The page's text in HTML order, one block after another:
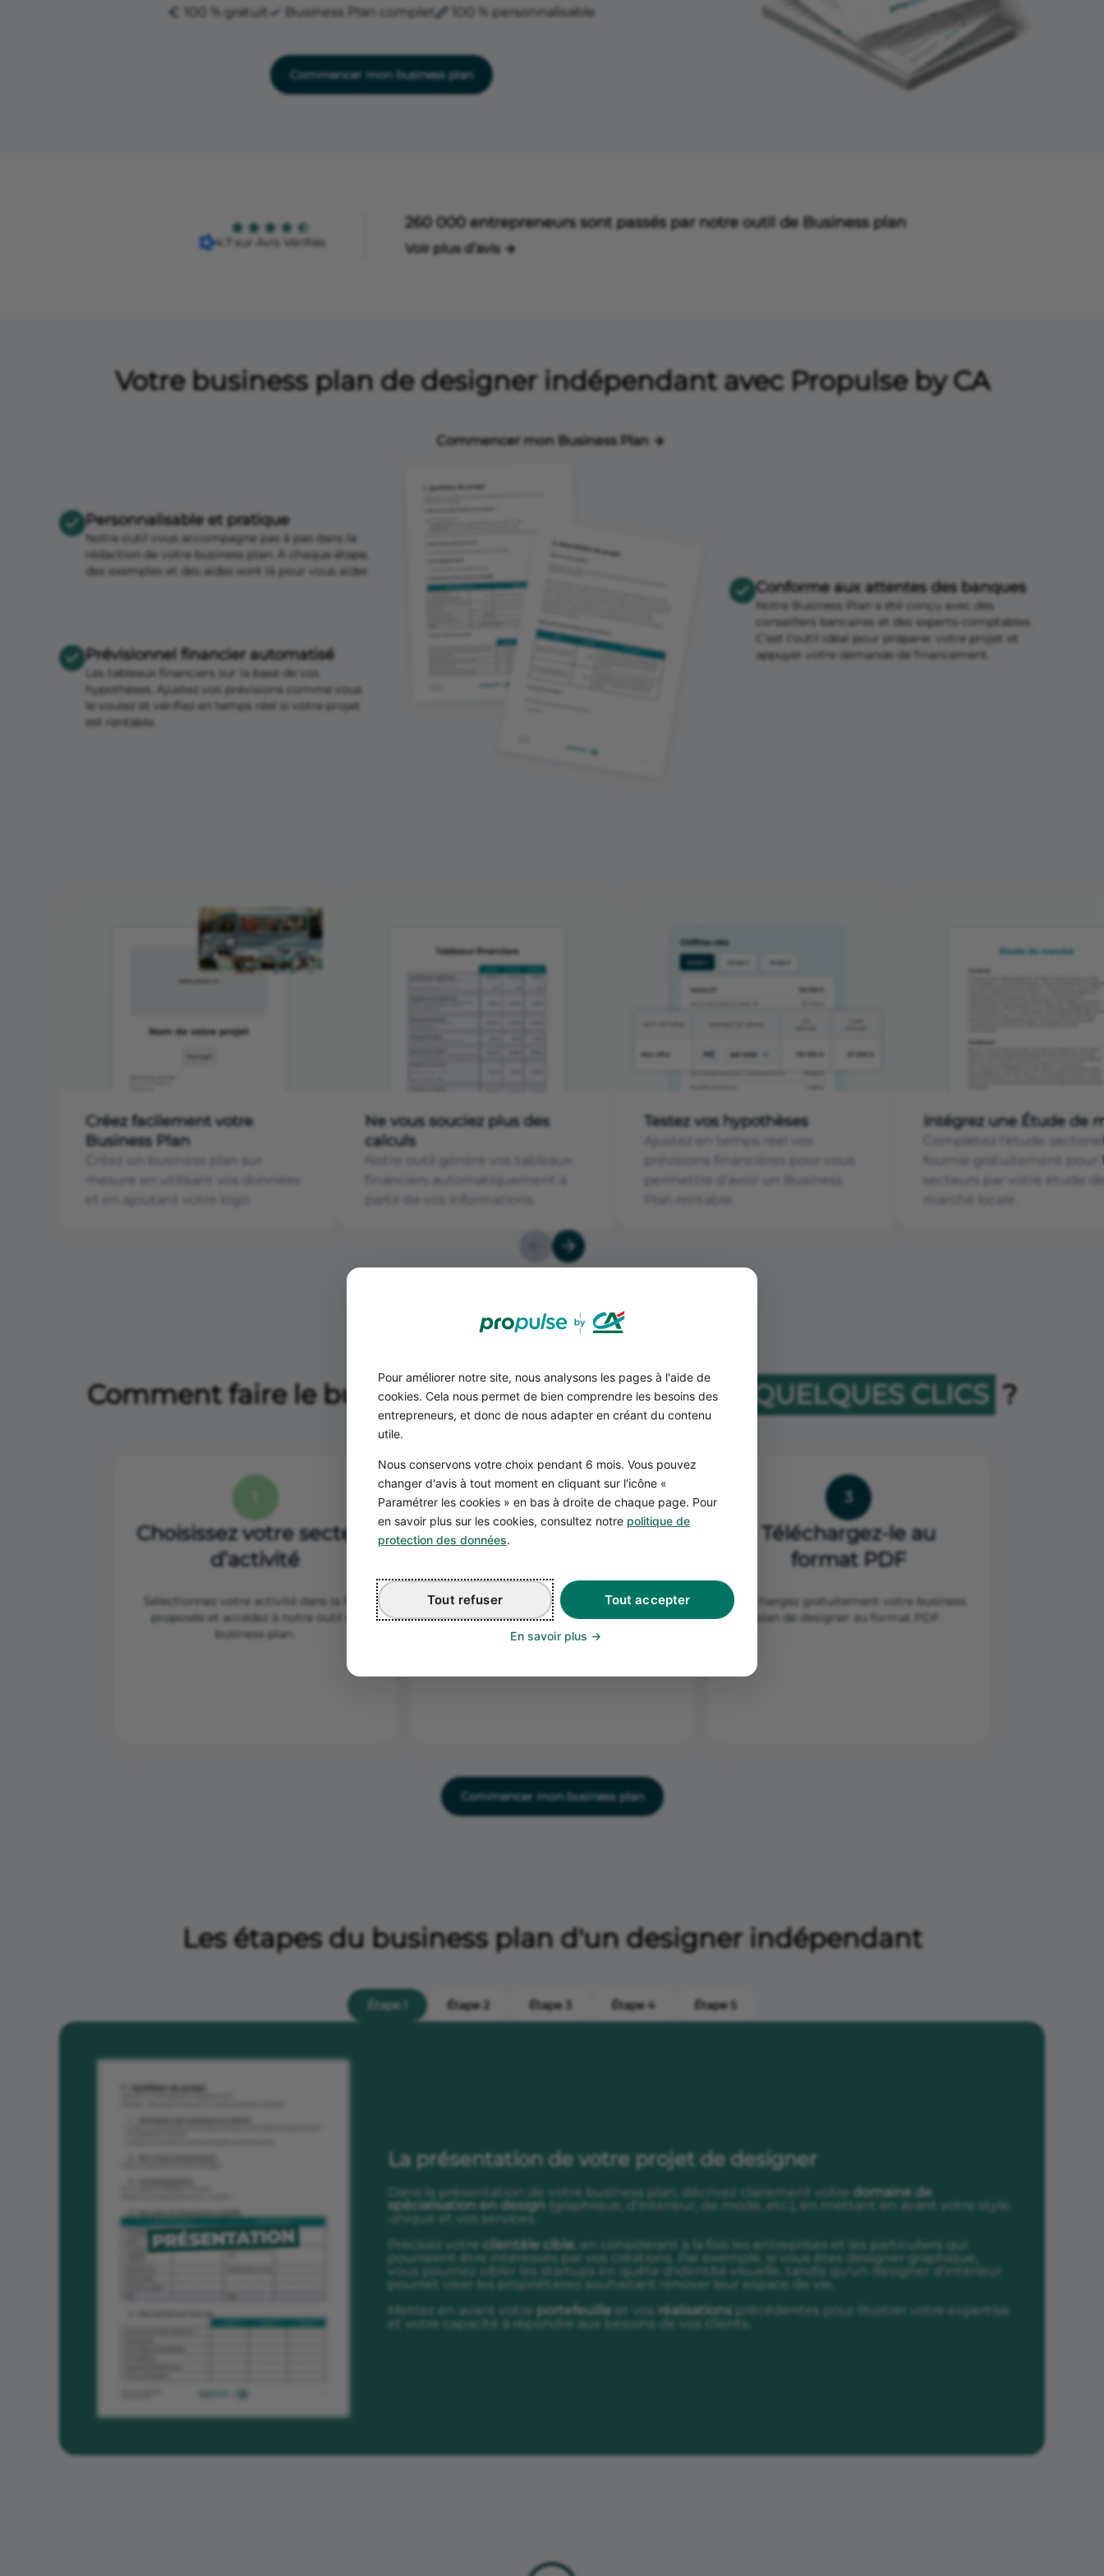
Pour améliorer notre site, nous analysons les pages à l'aide de
cookies. Cela nous permet de bien comprendre les besoins des
entrepreneurs, et donc de nous adapter en créant du contenu
utile.
Nous conservons votre choix pendant 6 mois. Vous pouvez
changer d'avis à tout moment en cliquant sur l'icône «
Paramétrer les cookies » en bas à droite de chaque page. Pour
en savoir plus sur les cookies, consultez notre politique de
protection des données.
Tout accepter
Tout refuser
En savoir plus
100 % gratuit Business Plan complet 100 % personnalisable
Commencer mon business plan
4.7 sur Avis Vérifiés
260 000 entrepreneurs sont passés par notre outil de Business plan
Voir plus d’avis
Votre business plan de designer indépendant avec Propulse by CA
Commencer mon Business Plan
Personnalisable et pratique
Notre outil vous accompagne pas à pas dans la
rédaction de votre business plan. À chaque étape,
des exemples et des aides sont là pour vous aider.
Prévisionnel financier automatisé
Les tableaux financiers sur la base de vos
hypothèses. Ajustez vos prévisions comme vous
le voulez et vérifiez en temps réel si votre projet
est rentable.
Conforme aux attentes des banques
Notre Business Plan a été conçu avec des
conseillers bancaires et des experts-comptables.
C’est l’outil idéal pour préparer votre projet et
appuyer votre demande de financement.
Créez facilement votre
Business Plan
Ne vous souciez plus des
calculs
Testez vos hypothèses Intégrez une Étude de
fournie gratuitement pour
secteurs par votre étude
Comment faire le business plan d'un designer EN QUELQUES CLICS ?
Choisissez votre secteur
d’activité
Sélectionnez votre activité dans la liste
proposée et accédez à notre outil de
business plan.
2
Complétez votre
Remplissez le business plan de votre
projet de designer étape par étape avec
l’aide de nos exemples.
3
Téléchargez-le au
format PDF
Téléchargez gratuitement votre business
plan de designer au format PDF.
Commencer mon business plan
Les étapes du business plan d'un designer indépendant
Étape 1 Étape 2 Étape 3 Étape 4 Étape 5
La présentation de votre projet de designer
Dans la présentation de votre business plan, décrivez clairement votre domaine de
spécialisation en design (graphique, d’intérieur, de mode, etc.), en mettant en avant votre style
unique et vos services.
Précisez votre clientèle cible , en considérant à la fois les entreprises et les particuliers qui
pourraient être intéressés par vos créations. Par exemple, si vous êtes designer graphique,
vous pourriez cibler les startups en quête d'identité visuelle, tandis qu'un designer d'intérieur
pourrait viser les propriétaires souhaitant rénover leur espace de vie.
Mettez en avant votre portefeuille et vos réalisations précédentes pour illustrer votre expertise
et votre capacité à répondre aux besoins de vos clients.